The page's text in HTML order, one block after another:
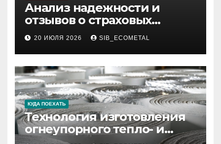
Анализ надежности и
отзывов о страховых
компаниях по итогам 2026
года
20 ИЮЛЯ 2026 SIB_ECOMETAL
КУДА ПОЕХАТЬ
Технология изготовления
огнеупорного тепло- и